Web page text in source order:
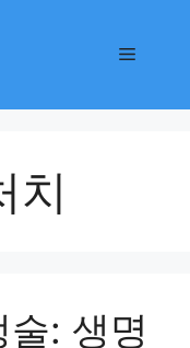
메
치
: 생명